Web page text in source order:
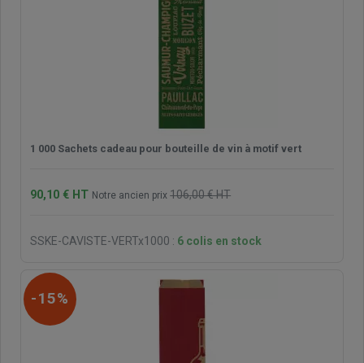
1 000 Sachets cadeau pour bouteille de vin à motif vert
90,10 € HT Notre ancien prix106,00 € HT
SSKE-CAVISTE-VERTx1000 : 6 colis en stock
-15%